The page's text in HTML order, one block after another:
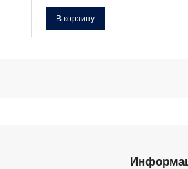
В корзину